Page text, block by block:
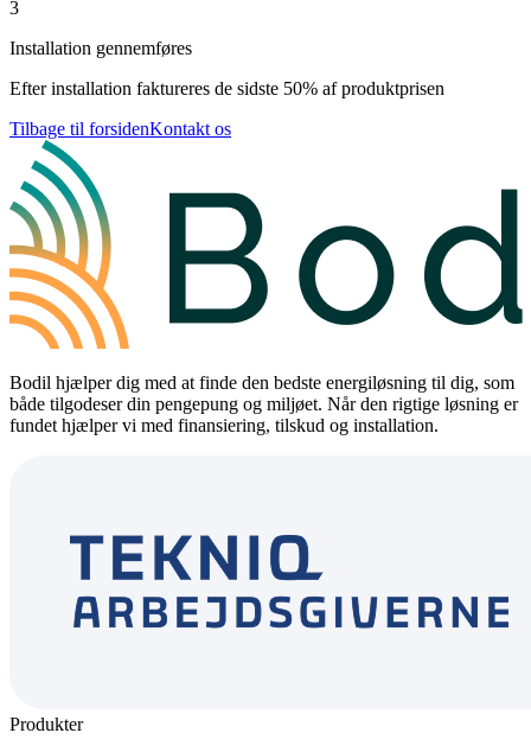
3
Installation gennemføres
Efter installation faktureres de sidste 50% af produktprisen
Tilbage til forsidenKontakt os
Bodil hjælper dig med at finde den bedste energiløsning til dig, som
både tilgodeser din pengepung og miljøet. Når den rigtige løsning er
fundet hjælper vi med finansiering, tilskud og installation.
Produkter